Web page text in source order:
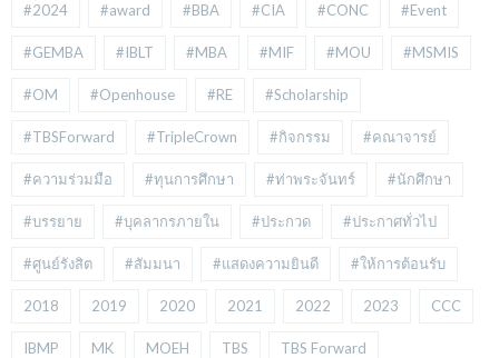
#2024 #award #BBA #CIA #CONC #Event
#GEMBA #IBLT #MBA #MIF #MOU #MSMIS
#OM #Openhouse #RE #Scholarship
#TBSForward #TripleCrown #กิจกรรม #คณาจารย์
#ความร่วมมือ #ทุนการศึกษา #ท่าพระจันทร์ #นักศึกษา
#บรรยาย #บุคลากรภายใน #ประกวด #ประกาศทั่วไป
#ศูนย์รังสิต #สัมมนา #แสดงความยินดี #ให้การต้อนรับ
2018 2019 2020 2021 2022 2023 CCC
IBMP MK MOEH TBS TBS Forward